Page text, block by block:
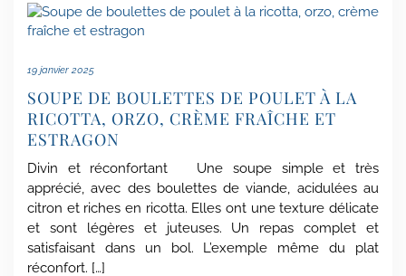
19 janvier 2025
SOUPE DE BOULETTES DE POULET À LA
RICOTTA, ORZO, CRÈME FRAÎCHE ET
ESTRAGON
Divin et réconfortant Une soupe simple et très
apprécié, avec des boulettes de viande, acidulées au
citron et riches en ricotta. Elles ont une texture délicate
et sont légères et juteuses. Un repas complet et
satisfaisant dans un bol. L’exemple même du plat
réconfort. […]